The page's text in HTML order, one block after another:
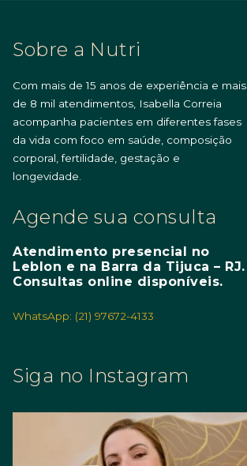
Sobre a Nutri
Com mais de 15 anos de experiência e mais
de 8 mil atendimentos, Isabella Correia
acompanha pacientes em diferentes fases
da vida com foco em saúde, composição
corporal, fertilidade, gestação e
longevidade.
Agende sua consulta
Atendimento presencial no
Leblon e na Barra da Tijuca – RJ.
Consultas online disponíveis.
WhatsApp: (21) 97672-4133
Siga no Instagram